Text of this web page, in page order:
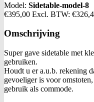
Model: Sidetable-model-8
€395,00 Excl. BTW:
Omschrijving
Super gave sidetable met
gebruiken.
Houdt u er a.u.b. rekening
gevoeliger is voor
gebruik als commode.